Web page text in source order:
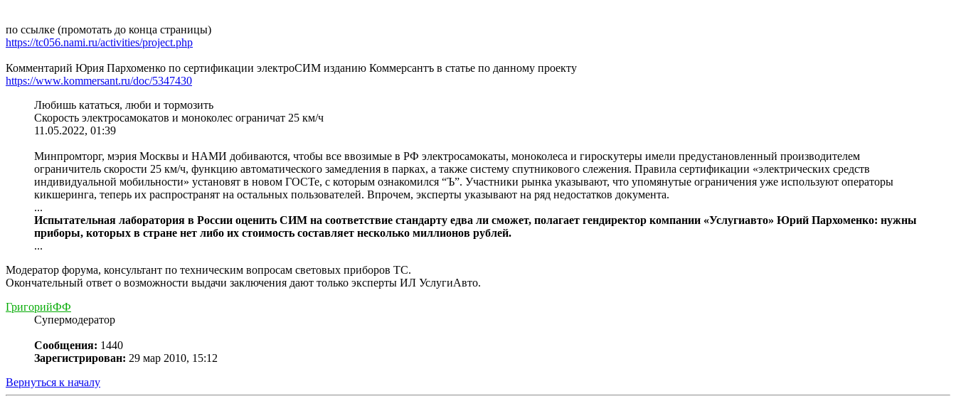
по ссылке (промотать до конца страницы)
https://tc056.nami.ru/activities/project.php
Комментарий Юрия Пархоменко по сертификации электроСИМ изданию Коммерсантъ в статье по данному проекту
https://www.kommersant.ru/doc/5347430
Любишь кататься, люби и тормозить
Скорость электросамокатов и моноколес ограничат 25 км/ч
11.05.2022, 01:39
Минпромторг, мэрия Москвы и НАМИ добиваются, чтобы все ввозимые в РФ электросамокаты, моноколеса и гироскутеры имели предустановленный производителем
ограничитель скорости 25 км/ч, функцию автоматического замедления в парках, а также систему спутникового слежения. Правила сертификации «электрических средств
индивидуальной мобильности» установят в новом ГОСТе, с которым ознакомился “Ъ”. Участники рынка указывают, что упомянутые ограничения уже используют операторы
кикшеринга, теперь их распространят на остальных пользователей. Впрочем, эксперты указывают на ряд недостатков документа.
...
Испытательная лаборатория в России оценить СИМ на соответствие стандарту едва ли сможет, полагает гендиректор компании «Услугиавто» Юрий Пархоменко: нужны
приборы, которых в стране нет либо их стоимость составляет несколько миллионов рублей.
...
Модератор форума, консультант по техническим вопросам световых приборов ТС.
Окончательный ответ о возможности выдачи заключения дают только эксперты ИЛ УслугиАвто.
ГригорийФФ
Супермодератор
Сообщения: 1440
Зарегистрирован: 29 мар 2010, 15:12
Вернуться к началу